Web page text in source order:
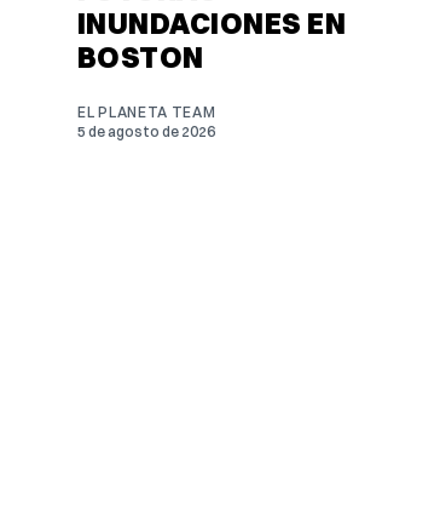
INUNDACIONES EN
BOSTON
EL PLANETA TEAM
5 de agosto de 2026